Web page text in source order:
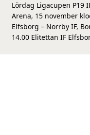
Lördag Ligacupen P19
Arena, 15 november
Elfsborg – Norrby IF,
14.00 Elitettan IF